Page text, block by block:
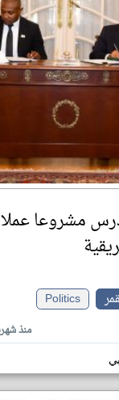
مشروعا
Politics
منذ